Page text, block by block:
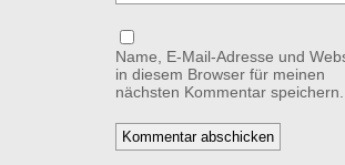
Name, E-Mail-Adresse und
in diesem Browser für meinen
nächsten Kommentar speichern.